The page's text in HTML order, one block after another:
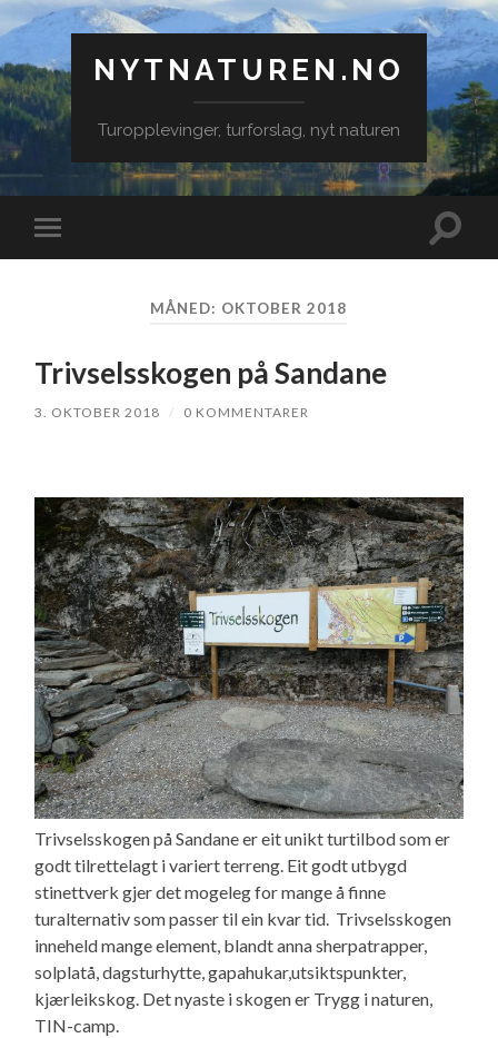
NYTNATUREN.NO
Turopplevinger, turforslag, nyt naturen
Veksle
mobilmeny
Veksle
MÅNED: OKTOBER 2018
Trivselsskogen på Sandane
3. OKTOBER 2018 / 0 KOMMENTARER
Trivselsskogen på Sandane er eit unikt turtilbod som er
godt tilrettelagt i variert terreng. Eit godt utbygd
stinettverk gjer det mogeleg for mange å finne
turalternativ som passer til ein kvar tid. Trivselsskogen
inneheld mange element, blandt anna sherpatrapper,
solplatå, dagsturhytte, gapahukar,utsiktspunkter,
kjærleikskog. Det nyaste i skogen er Trygg i naturen,
TIN-camp.